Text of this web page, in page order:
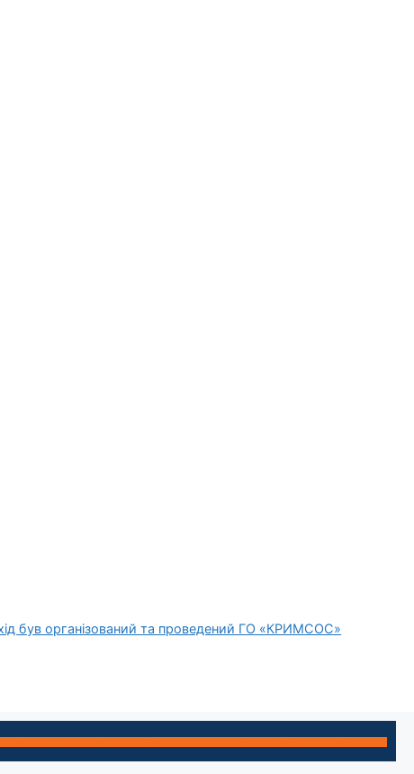
був організований та проведений ГО «КРИМСОС»